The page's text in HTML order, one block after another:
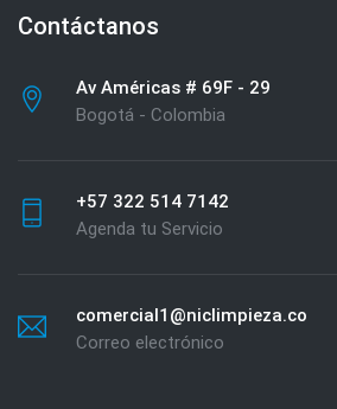
Contáctanos
Av Américas # 69F - 29
Bogotá - Colombia
+57 322 514 7142
Agenda tu Servicio
comercial1@niclimpieza.co
Correo electrónico